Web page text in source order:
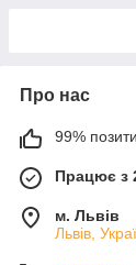
Про нас
99%
Працює з
м. Львів
Львів,